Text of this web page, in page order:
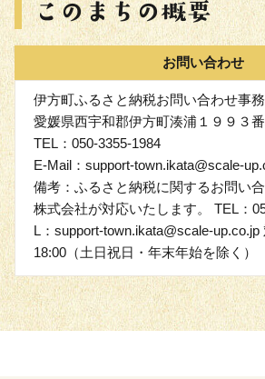
お問い合わせ
伊方町ふるさと納税お問い合わせ事
愛媛県西宇和郡伊方町湊浦１９９３番
TEL：050-3355-1984
E-Mail：support-town.ikata@scale-
備考：ふるさと納税に関するお問い
株式会社が対応いたします。 TEL：
L：support-town.ikata@scale-up.co.jp
18:00（土日祝日・年末年始を除く）